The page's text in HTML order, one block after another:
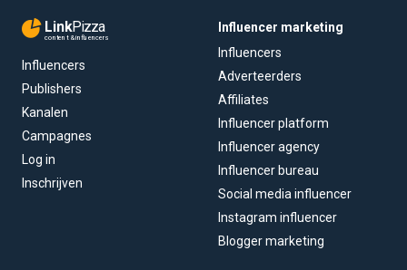
LinkPizza
content & influencers
Influencers
Publishers
Kanalen
Campagnes
Log in
Inschrijven
Influencer marketing
Influencers
Adverteerders
Affiliates
Influencer platform
Influencer agency
Influencer bureau
Social media influencer
Instagram influencer
Blogger marketing